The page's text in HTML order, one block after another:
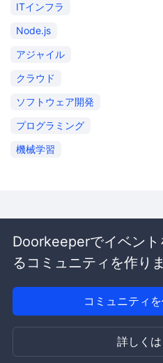
ITインフラ
Node.js
アジャイル
クラウド
ソフトウェア開発
プログラミング
機械学習
Doorkeeperでイベント
るコミュニティを作り
コミュニティ
詳しく